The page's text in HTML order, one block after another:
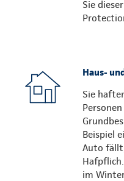
Sie
Haus-
Sie
Beispiel
Auto
im